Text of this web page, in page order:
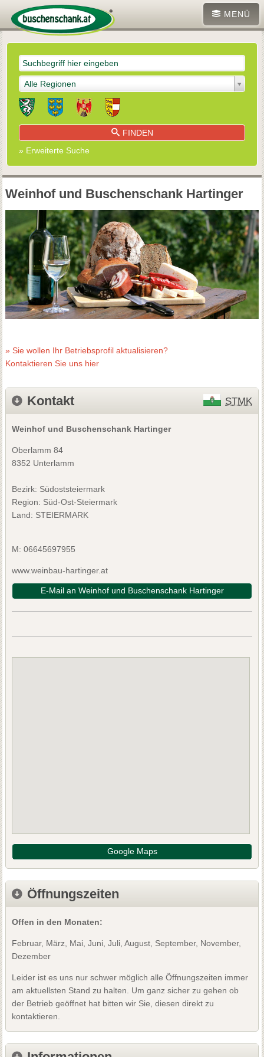
MENÜ
Alle Regionen
FINDEN
» Erweiterte Suche
Weinhof und Buschenschank Hartinger
» Sie wollen Ihr Betriebsprofil aktualisieren?
Kontaktieren Sie uns hier
Kontakt STMK
Weinhof und Buschenschank Hartinger
Oberlamm 84
8352 Unterlamm
Bezirk: Südoststeiermark
Region: Süd-Ost-Steiermark
Land: STEIERMARK
M: 06645697955
www.weinbau-hartinger.at
E-Mail an Weinhof und Buschenschank Hartinger
Google Maps
Öffnungszeiten
Offen in den Monaten:
Februar, März, Mai, Juni, Juli, August, September, November,
Dezember
Leider ist es uns nur schwer möglich alle Öffnungszeiten immer
am aktuellsten Stand zu halten. Um ganz sicher zu gehen ob
der Betrieb geöffnet hat bitten wir Sie, diesen direkt zu
kontaktieren.